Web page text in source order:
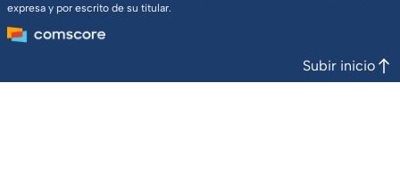
expresa y por escrito de su titular.
Subir inicio